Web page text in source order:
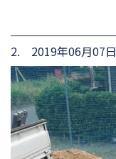
2. 2019年06月07日